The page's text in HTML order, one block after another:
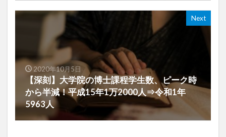
Next
2020年10月5日
【深刻】大学院の博士課程学生数、ピーク時
から半減！平成15年1万2000人⇒令和1年
5963人